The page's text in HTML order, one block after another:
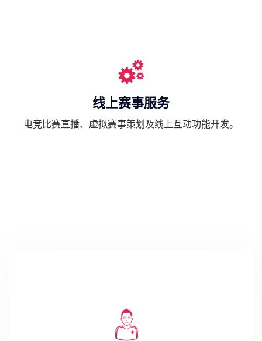
线上赛事服务
电竞比赛直播、虚拟赛事策划及线上互动功能开发。